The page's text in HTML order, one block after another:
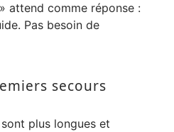
attend comme réponse :
Pas besoin de
secours
plus longues et